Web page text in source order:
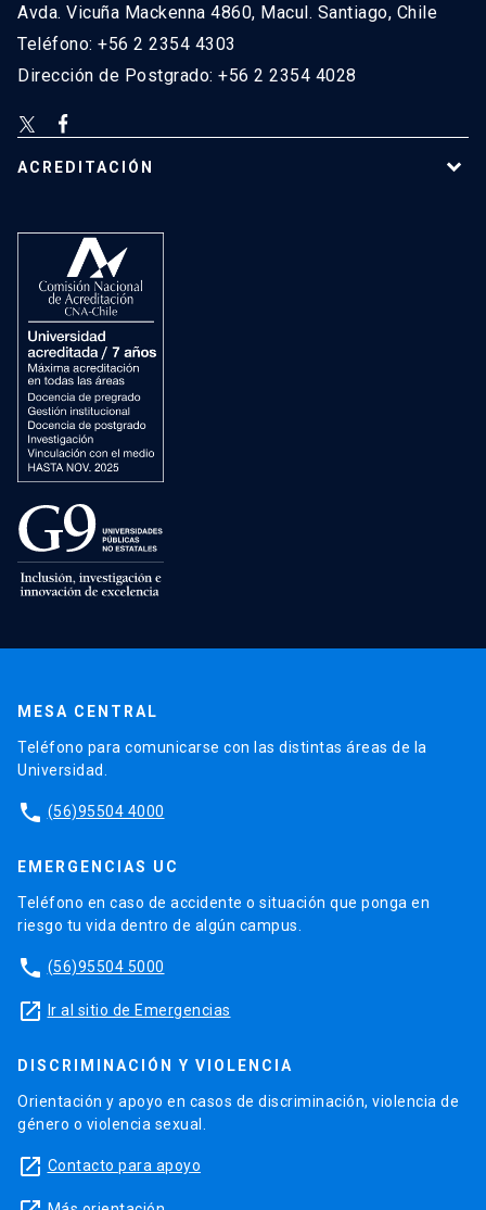
Avda. Vicuña Mackenna 4860, Macul. Santiago, Chile
Teléfono: +56 2 2354 4303
Dirección de Postgrado: +56 2 2354 4028
ACREDITACIÓN
MESA CENTRAL
Teléfono para comunicarse con las distintas áreas de la
Universidad.
phone (56)95504 4000
EMERGENCIAS UC
Teléfono en caso de accidente o situación que ponga en
riesgo tu vida dentro de algún campus.
phone (56)95504 5000
launch Ir al sitio de Emergencias
DISCRIMINACIÓN Y VIOLENCIA
Orientación y apoyo en casos de discriminación, violencia de
género o violencia sexual.
launch Contacto para apoyo